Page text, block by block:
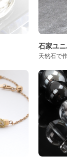
石家ユ
天然石で